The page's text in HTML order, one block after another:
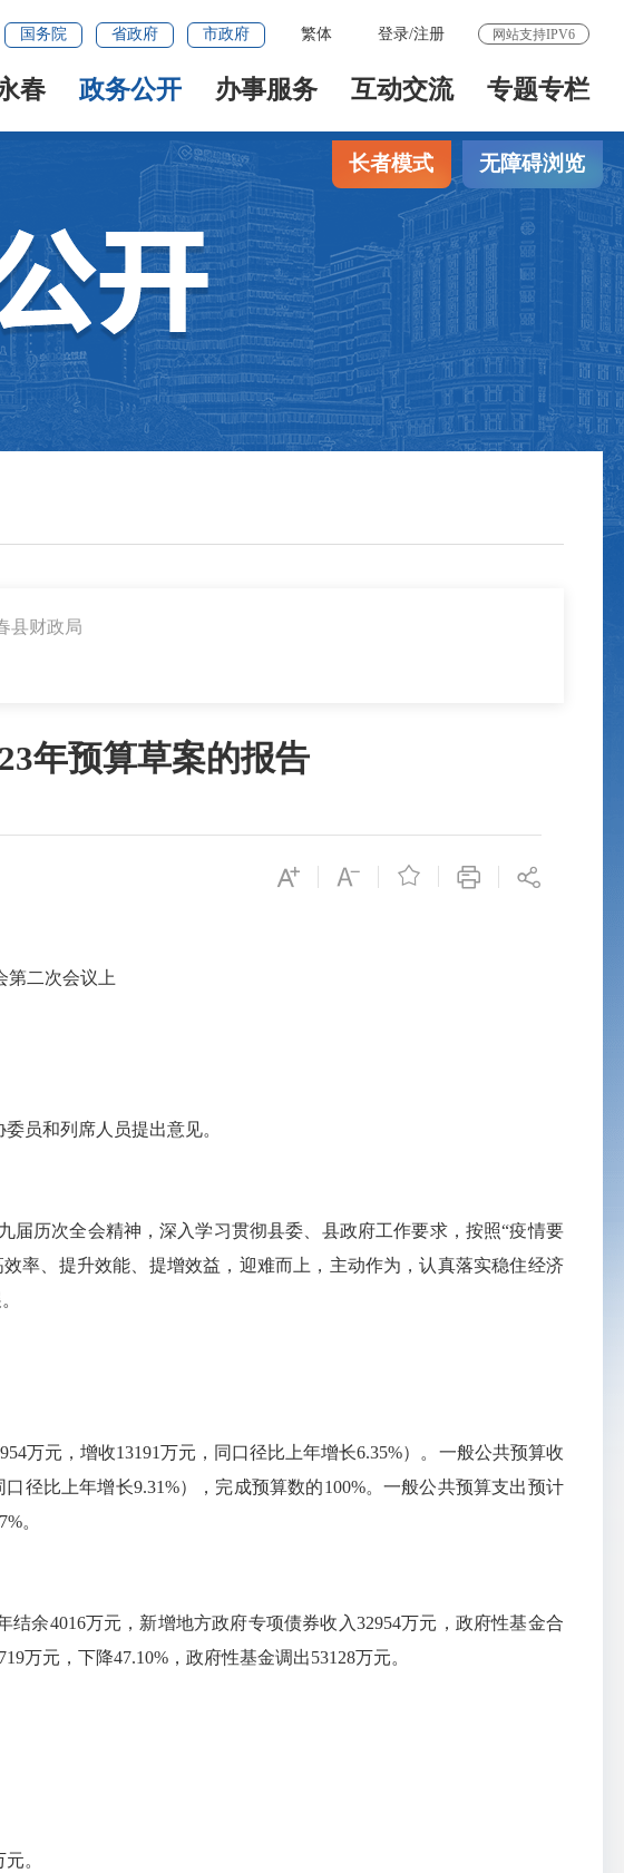
国务院 省政府 市政府 繁体 登录/注册 网站支持IPV6
春 政务公开 办事服务 互动交流 专题专栏
长者模式 无障碍浏览
县财政局
年预算草案的报告

第二次会议上
员和列席人员提出意见。
届历次全会精神，深入学习贯彻县委、县政府工作要求，按照“疫情要
率、提升效能、提增效益，迎难而上，主动作为，认真落实稳住经济
元，增收13191万元，同口径比上年增长6.35%）。一般公共预算收
径比上年增长9.31%），完成预算数的100%。一般公共预算支出预计
。
余4016万元，新增地方政府专项债券收入32954万元，政府性基金合
万元，下降47.10%，政府性基金调出53128万元。
。